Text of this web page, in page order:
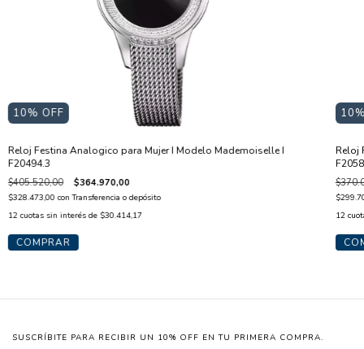
10% OFF
Reloj Festina Analogico para Mujer I Modelo Mademoiselle I
F20494.3
$405.520,00 $364.970,00
$328.473,00con Transferencia o depósito
12 cuotas sin interés de $30.414,17
10
Reloj
12
SUSCRÍBITE PARA RECIBIR UN 10% OFF EN TU PRIMERA COMPRA.